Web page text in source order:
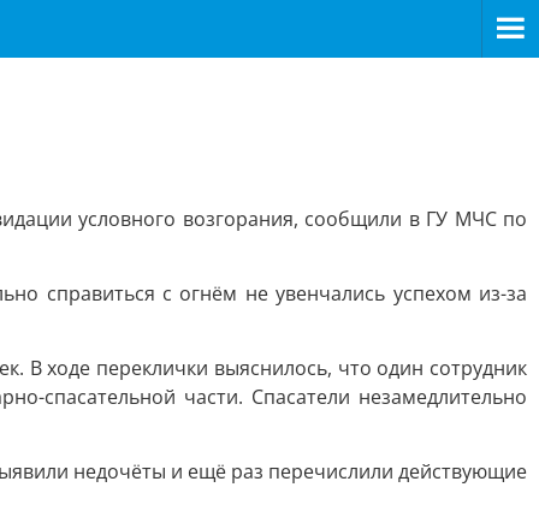
условного возгорания, сообщили в ГУ МЧС по
справиться с огнём не увенчались успехом из-за
В ходе переклички выяснилось, что один сотрудник
спасательной части. Спасатели незамедлительно
недочёты и ещё раз перечислили действующие